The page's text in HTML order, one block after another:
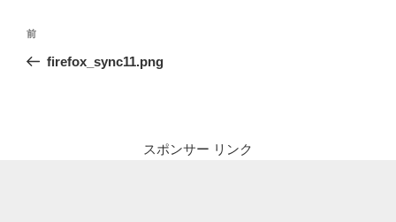
投
前
の
前
firefox_sync11.png
スポンサー リンク